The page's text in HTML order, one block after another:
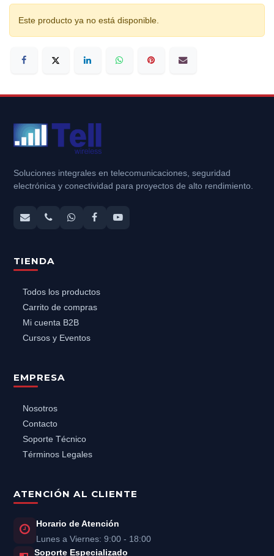
Este producto ya no está disponible.
Soluciones integrales en telecomunicaciones, seguridad
electrónica y conectividad para proyectos de alto rendimiento.
TIENDA
Todos los productos
Carrito de compras
Mi cuenta B2B
Cursos y Eventos
EMPRESA
Nosotros
Contacto
Soporte Técnico
Términos Legales
ATENCIÓN AL CLIENTE
Horario de Atención
Lunes a Viernes: 9:00 - 18:00
Soporte Especializado